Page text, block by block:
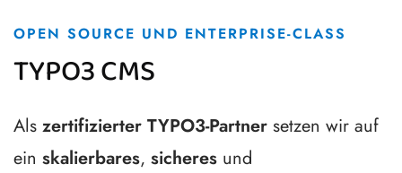
OPEN SOURCE UND ENTERPRISE-CLASS
TYPO3 CMS
Als zertifizierter TYPO3-Partner setzen wir auf
ein skalierbares, sicheres und